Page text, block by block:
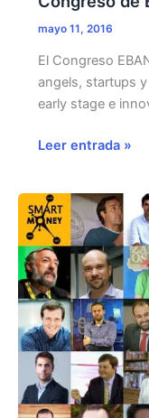
mayo 11, 2016
El Congreso
angels, startups
early stage e
Congreso
en
Oporto
Leer entrada »